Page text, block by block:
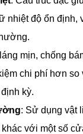
nhiệt độ ổn định,
mịn, chống
chi phí hơn
kỳ.
: Sử dụng vật
với một số